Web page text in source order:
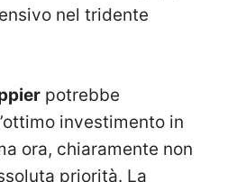
nel tridente
potrebbe
investimento in
ora, chiaramente non
priorità. La